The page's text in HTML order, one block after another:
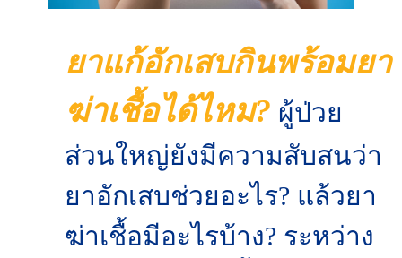
ยาแก้อักเสบกินพร้อมยา
ฆ่าเชื้อได้ไหม? ผู้ป่วย
ส่วนใหญ่ยังมีความสับสนว่า
ยาอักเสบช่วยอะไร? แล้วยา
ฆ่าเชื้อมีอะไรบ้าง? ระหว่าง